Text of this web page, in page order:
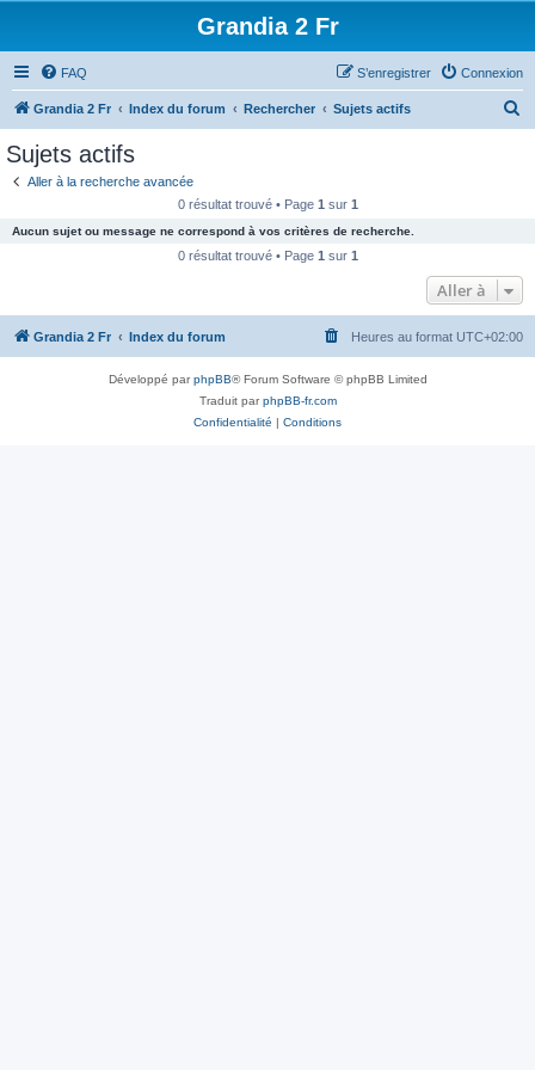
Grandia 2 Fr
FAQ Connexion
S’enregistrer
Grandia 2 Fr Index du forum Rechercher Sujets actifs
c
e
Sujets actifs
Aller à la recherche avancée
0 résultat trouvé • Page 1 sur 1
Aucun sujet ou message ne correspond à vos critères de recherche.
0 résultat trouvé • Page 1 sur 1
Aller à
Grandia 2 Fr Index du forum Heures au format UTC+02:00
Développé parphpBB® Forum Software © phpBB Limited
Traduit parphpBB-fr.com
Confidentialité | Conditions